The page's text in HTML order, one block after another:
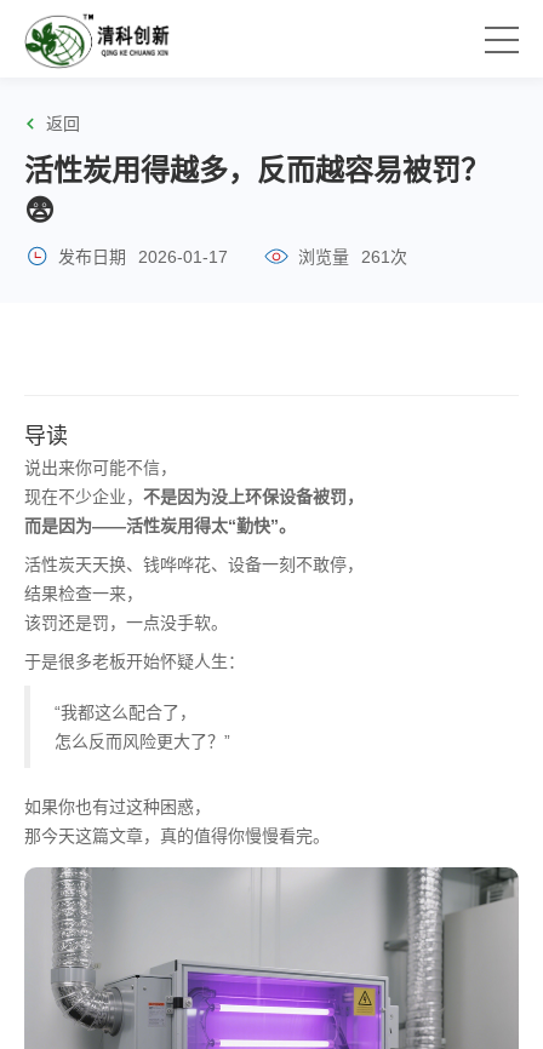
返回
活性炭用得越多，反而越容易被罚？
😨
发布日期 2026-01-17 浏览量 261次
导读
说出来你可能不信，
现在不少企业， 不是因为没上环保设备被罚，
而是因为——活性炭用得太“勤快”。
活性炭天天换、钱哗哗花、设备一刻不敢停，
结果检查一来，
该罚还是罚，一点没手软。
于是很多老板开始怀疑人生：
“我都这么配合了，
怎么反而风险更大了？”
如果你也有过这种困惑，
那今天这篇文章，真的值得你慢慢看完。